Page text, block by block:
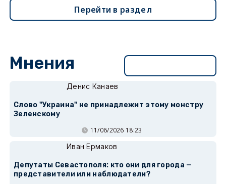
Перейти в раздел
Мнения
Денис Канаев
Слово "Украина" не принадлежит этому монстру
Зеленскому
11/06/2026 18:23
Иван Ермаков
Депутаты Севастополя: кто они для города —
представители или наблюдатели?